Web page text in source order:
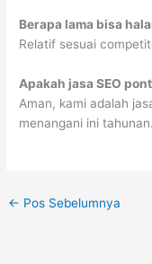
Berapa lama bisa
Relatif sesuai
Apakah jasa SEO
Aman, kami adalah
menangani ini tahunan.
← Pos Sebelumnya